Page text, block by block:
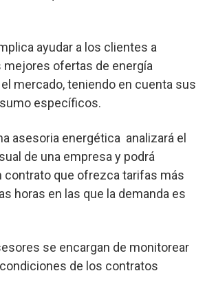
ayudar a los clientes a
mejores ofertas de energía
mercado, teniendo en cuenta sus
específicos.
asesoria energética analizará el
de una empresa y podrá
contrato que ofrezca tarifas más
horas en las que la demanda es
se encargan de monitorear
de los contratos